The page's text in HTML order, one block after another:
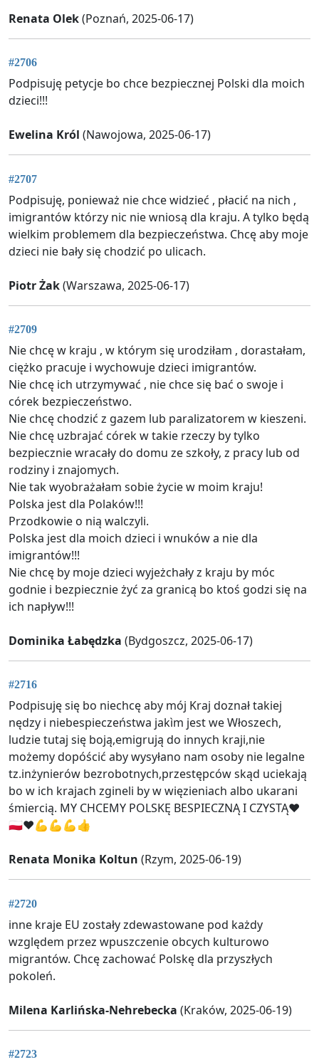
Renata Olek(Poznań, 2025-06-17)
#2706
Podpisuję petycje bo chce bezpiecznej Polski dla moich
dzieci!!!
Ewelina Król (Nawojowa, 2025-06-17)
#2707
Podpisuję, ponieważ nie chce widzieć , płacić na nich ,
imigrantów którzy nic nie wniosą dla kraju. A tylko będą
wielkim problemem dla bezpieczeństwa. Chcę aby moje
dzieci nie bały się chodzić po ulicach.
Piotr Żak(Warszawa, 2025-06-17)
#2709
Nie chcę w kraju , w którym się urodziłam , dorastałam,
ciężko pracuje i wychowuje dzieci imigrantów.
Nie chcę ich utrzymywać , nie chce się bać o swoje i
córek bezpieczeństwo.
Nie chcę chodzić z gazem lub paralizatorem w kieszeni.
Nie chcę uzbrajać córek w takie rzeczy by tylko
bezpiecznie wracały do domu ze szkoły, z pracy lub od
rodziny i znajomych.
Nie tak wyobrażałam sobie życie w moim kraju!
Polska jest dla Polaków!!!
Przodkowie o nią walczyli.
Polska jest dla moich dzieci i wnuków a nie dla
imigrantów!!!
Nie chcę by moje dzieci wyjeżchały z kraju by móc
godnie i bezpiecznie żyć za granicą bo ktoś godzi się na
ich napływ!!!
Dominika Łabędzka (Bydgoszcz, 2025-06-17)
#2716
Podpisuję się bo niechcę aby mój Kraj doznał takiej
nędzy i niebespieczeństwa jakìm jest we Włoszech,
ludzie tutaj się boją,emigrują do innych kraji,nie
możemy dopóścić aby wysyłano nam osoby nie legalne
tz.inżynierów bezrobotnych,przestępców skąd uciekają
bo w ich krajach zgineli by w więzieniach albo ukarani
śmiercią. MY CHCEMY POLSKĘ BESPIECZNĄ I CZYSTĄ♥️
🇵🇱♥️💪💪💪👍
Renata Monika Koltun (Rzym, 2025-06-19)
#2720
inne kraje EU zostały zdewastowane pod każdy
względem przez wpuszczenie obcych kulturowo
migrantów. Chcę zachować Polskę dla przyszłych
pokoleń.
Milena Karlińska-Nehrebecka (Kraków, 2025-06-19)
#2723